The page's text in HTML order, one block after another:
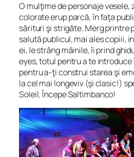
O mulţime de personaje vesele,
colorate erup parcă, în faţa
sărituri şi strigăte. Merg printre
salută publicul, mai ales copiii,
ei, le strâng mâinile, îi prind
eyes, totul pentru a te
pentru a-ţi construi starea şi
la cel mai longeviv (şi clasic!)
Soleil. Începe Saltimbanco!